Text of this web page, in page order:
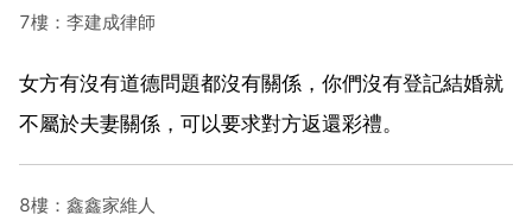
7樓：李建成律師
女方有沒有道德問題都沒有關係，你們沒有登記結婚就
不屬於夫妻關係，可以要求對方返還彩禮。
8樓：鑫鑫家維人